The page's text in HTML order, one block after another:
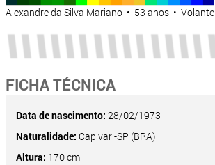
Alexandre da Silva Mariano • 53 anos • Volante
FICHA TÉCNICA
Data de nascimento: 28/02/1973
Naturalidade: Capivari-SP (BRA)
Altura: 170 cm